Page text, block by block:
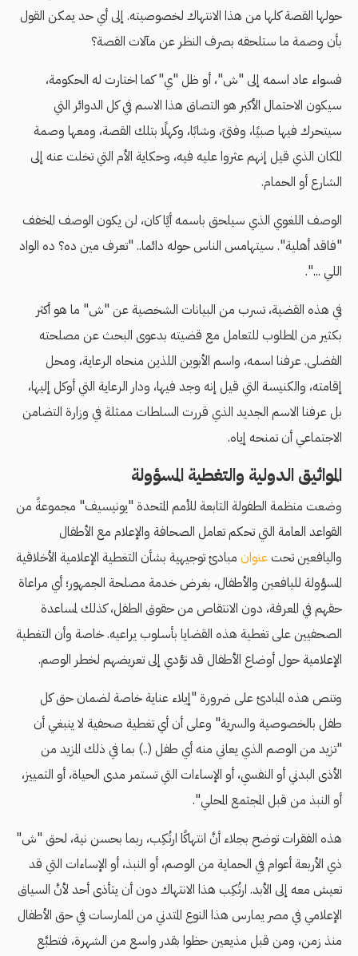
حولها القصة كلها من هذا الانتهاك لخصوصيته. إلى أي حد يمكن القول
بأن وصمة ما ستلحقه بصرف النظر عن مآلات القصة؟
فسواء عاد اسمه إلى "ش"، أو ظل "ي" كما اختارت له الحكومة،
سيكون الاحتمال الأكبر هو التصاق هذا الاسم في كل الدوائر التي
سيتحرك فيها صبيًا، وفتىً، وشابًا، وكهلًا بتلك القصة، ومعها وصمة
المكان الذي قيل إنهم عثروا عليه فيه، وحكاية الأم التي تخلت عنه إلى
الشارع أو الحمام.
الوصف اللغوي الذي سيلحق باسمه أيًا كان، لن يكون الوصف المخفف
"فاقد أهلية". سيتهامس الناس حوله دائما.. "تعرف مين ده؟ ده الواد
اللي ...".
في هذه القضية، تسرب من البيانات الشخصية عن "ش" ما هو أكثر
بكثير من المطلوب للتعامل مع قضيته بدعوى البحث عن مصلحته
الفضلى. عرفنا اسمه، واسم الأبوين اللذين منحاه الرعاية، ومحل
إقامته، والكنيسة التي قيل إنه وجد فيها، ودار الرعاية التي أوكل إليها،
بل عرفنا الاسم الجديد الذي قررت السلطات ممثلة في وزارة التضامن
الاجتماعي أن تمنحه إياه.
المواثيق الدولية والتغطية المسؤولة
وضعت منظمة الطفولة التابعة للأمم المتحدة "يونيسيف" مجموعةً من
القواعد العامة التي تحكم تعامل الصحافة والإعلام مع الأطفال
واليافعين تحت عنوان مبادئ توجيهية بشأن التغطية الإعلامية الأخلاقية
المسؤولة لليافعين واﻷطفال، بغرض خدمة مصلحة الجمهور؛ أي مراعاة
حقهم في المعرفة، دون الانتقاص من حقوق الطفل، كذلك لمساعدة
الصحفيين على تغطية هذه القضايا بأسلوب يراعيه. خاصة وأن التغطية
الإعلامية حول أوضاع الأطفال قد تؤدي إلى تعريضهم لخطر الوصم.
وتنص هذه المبادئ على ضرورة "إيلاء عناية خاصة لضمان حق كل
طفل بالخصوصية والسرية" وعلى أن أي تغطية صحفية لا ينبغي أن
"تزيد من الوصم الذي يعاني منه أي طفل (..) بما في ذلك المزيد من
الأذى البدني أو النفسي، أو الإساءات التي تستمر مدى الحياة، أو التمييز،
أو النبذ من قبل المجتمع المحلي".
هذه الفقرات توضح بجلاء أنَّ انتهاكًا ارتُكِب، ربما بحسن نية، لحق "ش"
ذي الأربعة أعوام في الحماية من الوصم، أو النبذ، أو الإساءات التي قد
تعيش معه إلى الأبد. ارتُكِب هذا الانتهاك دون أن يتأذى أحد لأنَّ السياق
الإعلامي في مصر يمارس هذا النوع المتدني من الممارسات في حق الأطفال
منذ زمن، ومن قبل مذيعين حظوا بقدر واسع من الشهرة، فتطبَّع